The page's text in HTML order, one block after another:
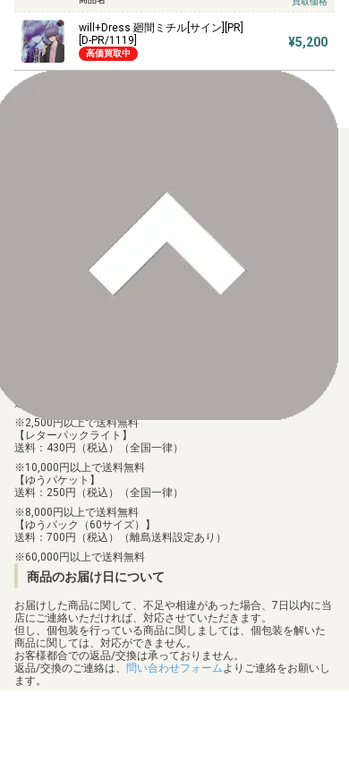
will+Dress 廻間ミチル[サイン][PR]
[D-PR/1119]
高価買取中
¥5,200
各種ブランドのカードをご利用いただけます。
【Paidy（後払い/コンビニ払い）】
お支払後の在庫確保となりますため、お早めにお支払をお願いし
なお、お支払口座は、注文確認メールに記載しております。
振込手数料はお客様負担となります。
送料：100円（税込）（全国一律）
2,500円以上で送料無料
【レターパックライト】
送料：430円（税込）（全国一律）
10,000円以上で送料無料
【ゆうパケット】
送料：250円（税込）（全国一律）
8,000円以上で送料無料
【ゆうパック（60サイズ）】
送料：700円（税込）（離島送料設定あり）
60,000円以上で送料無料
商品のお届け日について
お届けした商品に関して、不足や相違があった場合、7日以内に当
店にご連絡いただければ、対応させていただきます。
但し、個包装を行っている商品に関しましては、個包装を解いた
商品に関しては、対応ができません。
お客様都合での返品/交換は承っておりません。
返品/交換のご連絡は、 問い合わせフォームよりご連絡をお願いし
ます。